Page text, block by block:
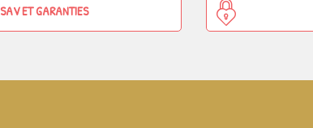
SAV ET GARANTIES